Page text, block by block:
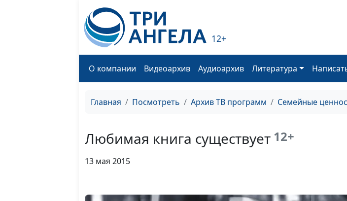
12+
О компании Видеоархив Аудиоархив Литература
Главная Посмотреть Архив ТВ программ Семейные
Любимая книга существует 12+
13 мая 2015